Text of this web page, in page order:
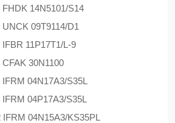
FHDK 14N5101/S14
UNCK 09T9114/D1
IFBR 11P17T1/L-9
CFAK 30N1100
IFRM 04N17A3/S35L
IFRM 04P17A3/S35L
IFRM 04N15A3/KS35PL